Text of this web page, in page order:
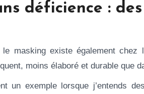
déficience :
masking existe également chez
moins élaboré et durable que
un exemple lorsque j’entends